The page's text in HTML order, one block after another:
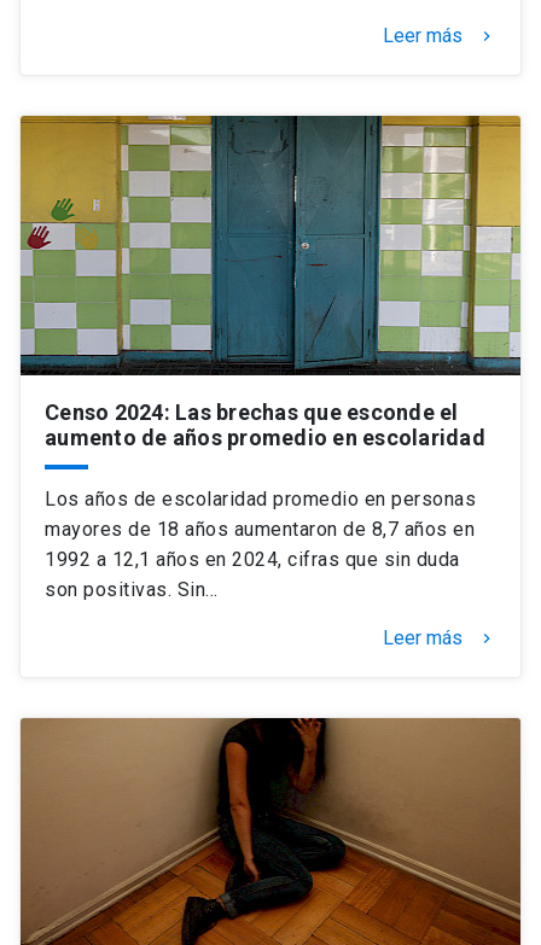
Leer más keyboard_arrow_right
Censo 2024: Las brechas que esconde el
aumento de años promedio en escolaridad
Los años de escolaridad promedio en personas
mayores de 18 años aumentaron de 8,7 años en
1992 a 12,1 años en 2024, cifras que sin duda
son positivas. Sin…
Leer más keyboard_arrow_right